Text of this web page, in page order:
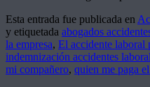
Esta entrada fue publicada en
y etiquetada abogados
la empresa, El accidente laboral
indemnización accidentes
mi compañero, quien me paga